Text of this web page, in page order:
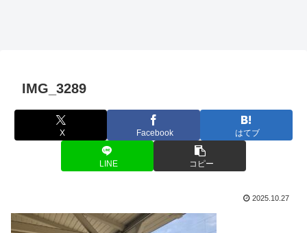
IMG_3289
X Facebook はてブ
LINE コピー
2025.10.27